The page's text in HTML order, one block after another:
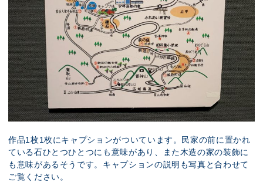
作品1枚1枚にキャプションがついています。民家の前に置かれ
ている石ひとつひとつにも意味があり、また木造の家の装飾に
も意味があるそうです。キャプションの説明も写真と合わせて
ご覧ください。